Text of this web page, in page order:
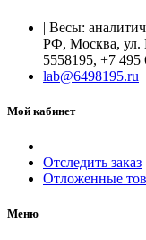
| Весы:
РФ, Москва, ул.
5558195, +7 495
lab@6498195.ru
Мой кабинет
Отследить заказ
Отложенные
Меню